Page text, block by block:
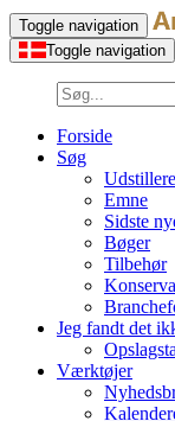
Toggle navigation
Toggle navigation
Forside
Søg
Udstillere
Emne
Sidste
Bøger
Tilbehør
Jeg fandt det
Værktøjer